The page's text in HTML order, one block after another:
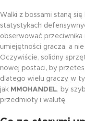
Walki z bossami staną
statystykach
obserwować przeciwnika
umiejętności gracza, a
Oczywiście, solidny
nowej postaci, by
dlatego wielu graczy, w
jak MMOHANDEL, by
przedmioty i walutę.